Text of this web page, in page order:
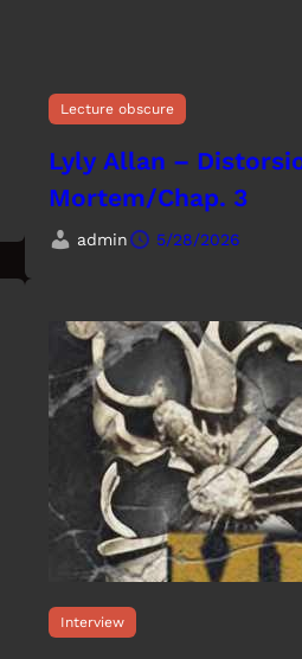
Lecture obscure
Lyly Allan –
Mortem/Chap. 3
admin 5/28/2026
Interview